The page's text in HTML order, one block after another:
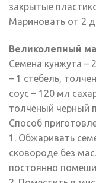
закрытые
Мариновать от 2
Великолепный
Семена кунжута –
– 1 стебель,
соус – 120 мл
толченый черный
Способ
1. Обжаривать
сковороде без
постоянно